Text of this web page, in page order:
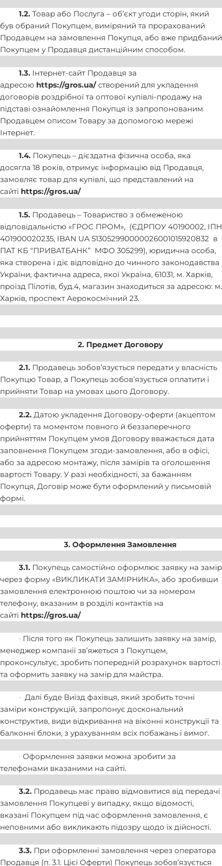
1.2.Товар або Послуга – об’єкт угоди сторін, який
був обраний Покупцем, виміряний та прорахований
Продавцем на замовлення Покупця, або вже придбаний
Покупцем у Продавця дистанційним способом.
1.3.Інтернет-сайт Продавця за
адресою https://gros.ua/створений для укладення
договорів роздрібної та оптової купівлі-продажу на
підставі ознайомлення Покупця із запропонованим
Продавцем описом Товару за допомогою мережі
Інтернет.
1.4.Покупець – дієздатна фізична особа, яка
досягла 18 років, отримує інформацію від Продавця,
замовляє товар для купівлі, що представлений на
сайті https://gros.ua/
1.5.Продавець – Товариство з обмеженою
відповідальністю «ГРОС ПРОМ», (ЄДРПОУ 40190002, ІПН
401900020235, IBAN UA 513052990000026001015920832 в
ПАТ КБ “ПРИВАТБАНК” МФО 305299), юридична особа,
яка створена і діє відповідно до чинного законодавства
України, фактична адреса, якої Україна, 61031, м. Харків,
проїзд Пілотів, буд.4, магазин знаходиться за адресою: м.
Харків, проспект Аерокосмічний 23.
2. Предмет Договору
2.1.Продавець зобов’язується передати у власність
Покупцю Товар, а Покупець зобов’язується оплатити і
прийняти Товар на умовах цього Договору.
2.2.Датою укладення Договору-оферти (акцептом
оферти) та моментом повного й беззаперечного
прийняттям Покупцем умов Договору вважається дата
заповнення Покупцем згоди-замовлення, або в офісі,
або за адресою монтажу, після замірів та оголошення
вартості Товару. У разі необхідності, за бажанням
Покупця, Договір може бути оформлений у письмовій
формі.
3. Оформлення Замовлення
3.1.Покупець самостійно оформлює заявку на замір
через форму «ВИКЛИКАТИ ЗАМІРНИКА», або зробивши
замовлення електронною поштою чи за номером
телефону, вказаним в розділі контактів на
сайті https://gros.ua/
· Після того як Покупець залишить заявку на замір,
менеджер компанії зв’яжеться з Покупцем,
проконсультує, зробить попередній розрахунок вартості
та оформить заявку на замір для майстра.
· Далі буде Виїзд фахівця, який зробить точні
заміри конструкцій, запропонує доскональний
конструктив, види відкривання на віконні конструкції та
балконні блоки, з урахуванням всіх побажань і вимог.
· Оформлення заявки можна зробити за
телефонами вказаними на сайті.
3.2. Продавець має право відмовитися від передачі
замовлення Покупцеві у випадку, якщо відомості,
вказані Покупцем під час оформлення замовлення, є
неповними або викликають підозру щодо їх дійсності.
3.3.При оформленні замовлення через оператора
Продавця (п. 3.1. Цієї Оферти) Покупець зобов’язується